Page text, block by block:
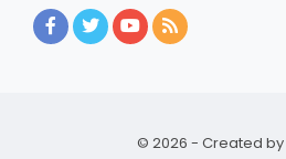
© 2026 - Created by